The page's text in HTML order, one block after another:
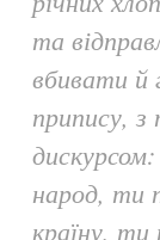
та
вбивати й
припису, з
народ, ти
країну,